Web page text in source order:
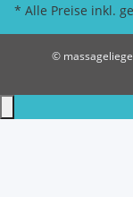
* Alle Preise inkl.
©